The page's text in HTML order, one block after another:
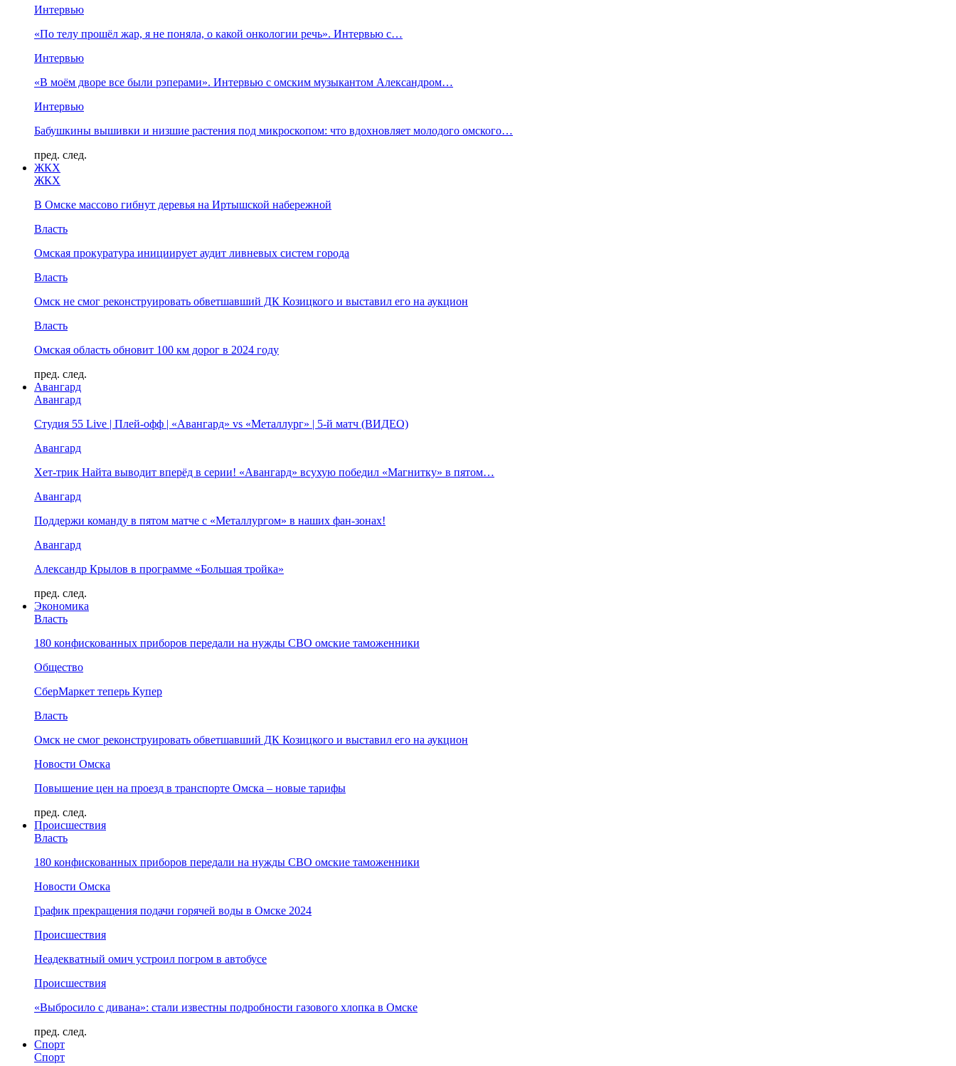
Интервью
«По телу прошёл жар, я не поняла, о какой онкологии речь». Интервью с…
Интервью
«В моём дворе все были рэперами». Интервью с омским музыкантом Александром…
Интервью
Бабушкины вышивки и низшие растения под микроскопом: что вдохновляет молодого омского…
пред. след.
ЖКХ
ЖКХ
В Омске массово гибнут деревья на Иртышской набережной
Власть
Омская прокуратура инициирует аудит ливневых систем города
Власть
Омск не смог реконструировать обветшавший ДК Козицкого и выставил его на аукцион
Власть
Омская область обновит 100 км дорог в 2024 году
пред. след.
Авангард
Авангард
Студия 55 Live | Плей-офф | «Авангард» vs «Металлург» | 5-й матч (ВИДЕО)
Авангард
Хет-трик Найта выводит вперёд в серии! «Авангард» всухую победил «Магнитку» в пятом…
Авангард
Поддержи команду в пятом матче с «Металлургом» в наших фан-зонах!
Авангард
Александр Крылов в программе «Большая тройка»
пред. след.
Экономика
Власть
180 конфискованных приборов передали на нужды СВО омские таможенники
Общество
СберМаркет теперь Купер
Власть
Омск не смог реконструировать обветшавший ДК Козицкого и выставил его на аукцион
Новости Омска
Повышение цен на проезд в транспорте Омска – новые тарифы
пред. след.
Происшествия
Власть
180 конфискованных приборов передали на нужды СВО омские таможенники
Новости Омска
График прекращения подачи горячей воды в Омске 2024
Происшествия
Неадекватный омич устроил погром в автобусе
Происшествия
«Выбросило с дивана»: стали известны подробности газового хлопка в Омске
пред. след.
Спорт
Спорт